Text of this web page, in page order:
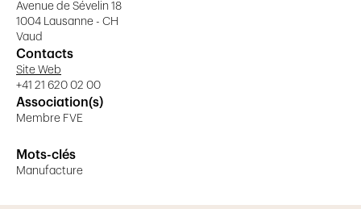
Avenue de Sévelin 18
1004 Lausanne - CH
Vaud
Contacts
Site Web
+41 21 620 02 00
Association(s)
Membre FVE
Mots-clés
Manufacture